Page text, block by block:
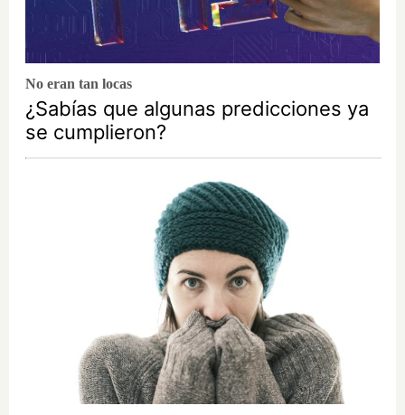
No eran tan locas
¿Sabías que algunas predicciones ya
se cumplieron?